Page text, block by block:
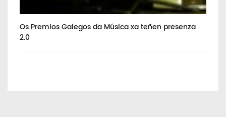
Os Premios Galegos da Música xa teñen presenza
2.0